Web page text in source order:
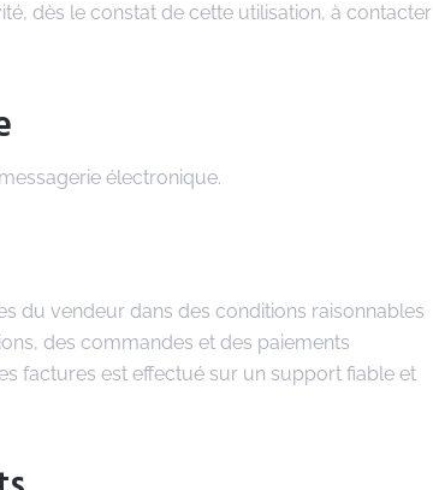
dès le constat de cette utilisation, à contacter
électronique.
du vendeur dans des conditions raisonnables
des commandes et des paiements
factures est effectué sur un support fiable et